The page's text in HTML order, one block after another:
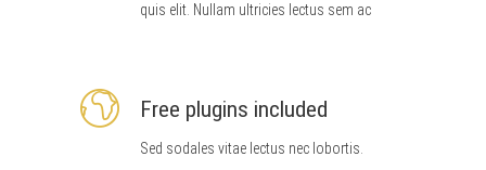
quis elit. Nullam ultricies lectus sem ac
Free plugins included
Sed sodales vitae lectus nec lobortis.